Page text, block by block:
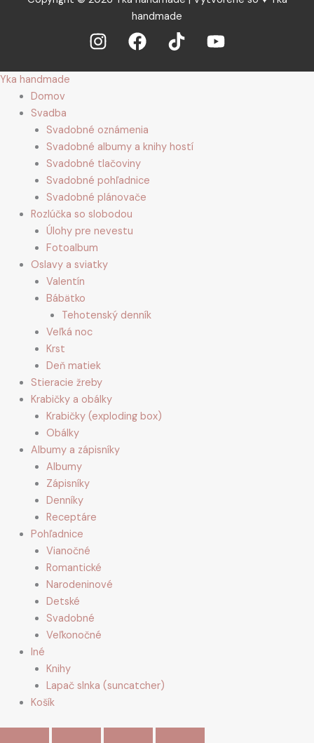
handmade
Yka handmade
Domov
Svadba
Svadobné oznámenia
Svadobné albumy a knihy hostí
Svadobné tlačoviny
Svadobné pohľadnice
Svadobné plánovače
Rozlúčka so slobodou
Úlohy pre nevestu
Fotoalbum
Oslavy a sviatky
Valentín
Bábätko
Tehotenský denník
Veľká noc
Krst
Deň matiek
Stieracie žreby
Krabičky a obálky
Krabičky (exploding box)
Obálky
Albumy a zápisníky
Albumy
Zápisníky
Denníky
Receptáre
Pohľadnice
Vianočné
Romantické
Narodeninové
Detské
Svadobné
Veľkonočné
Iné
Knihy
Lapač slnka (suncatcher)
Košík